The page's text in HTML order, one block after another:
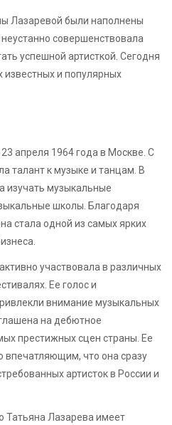
Лазаревой были наполнены
совершенствовала
успешной артисткой. Сегодня
известных и популярных
апреля 1964 года в Москве. С
талант к музыке и танцам. В
изучать музыкальные
школы. Благодаря
стала одной из самых ярких
участвовала в различных
Ее голос и
внимание музыкальных
на дебютное
престижных сцен страны. Ее
впечатляющим, что она сразу
артисток в России и
Татьяна Лазарева имеет